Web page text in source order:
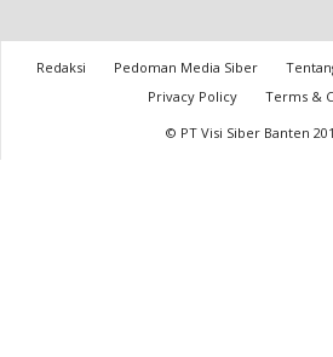
Redaksi Pedoman Media Siber
Privacy Policy
Terms &
© PT Visi Siber Banten